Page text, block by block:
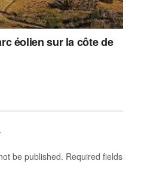
éolien sur la côte de
be published. Required fields